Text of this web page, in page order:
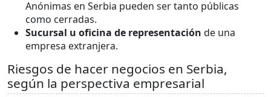
Anónimas en Serbia pueden ser tanto públicas
como cerradas.
Sucursal u oficina de representación de una
empresa extranjera.
Riesgos de hacer negocios en Serbia,
según la perspectiva empresarial